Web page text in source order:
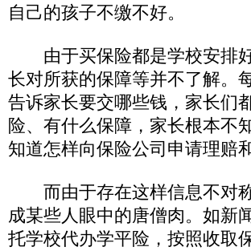
自己的孩子不缴不好。
由于买保险都是学校安排好
长对所获的保障等并不了解。
告诉家长要交哪些钱，家长们
险、有什么保障，家长根本不
知道怎样向保险公司申请理赔
而由于存在这样信息不对称
成某些人眼中的唐僧肉。如新
托学校代办学平险，按照收取